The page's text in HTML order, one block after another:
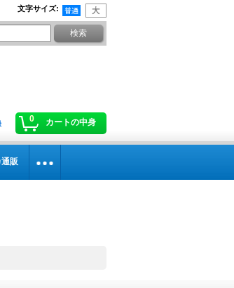
文字サイズ:
0 カートの中身
販